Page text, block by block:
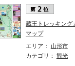
蔵王トレッキング
マップ
エリア： 山形市
カテゴリ： 観光